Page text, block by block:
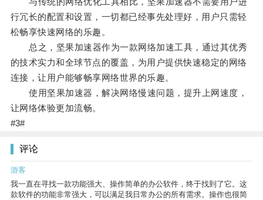
行冗长的配置和设置，一切都已经事先处理好，用户只需轻
松畅享快速网络的乐趣。
总之，坚果加速器作为一款网络加速工具，通过其优秀
的技术实力和全球节点的覆盖，为用户提供快速稳定的网络
连接，让用户能够畅享网络世界的乐趣。
使用坚果加速器，解决网络慢速问题，提升上网速度，
让网络体验更加流畅。
#3#
评论
游客
我一直在寻找一款功能强大、操作简单的办公软件，终于找到了它。这
款软件的功能非常强大，可以满足我日常办公的所有需求。操作也很简